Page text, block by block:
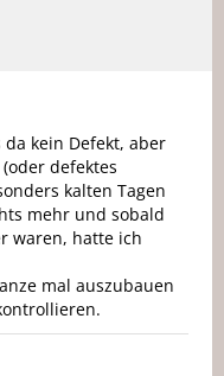
kein Defekt, aber
defektes
kalten Tagen
mehr und sobald
waren, hatte ich
mal auszubauen